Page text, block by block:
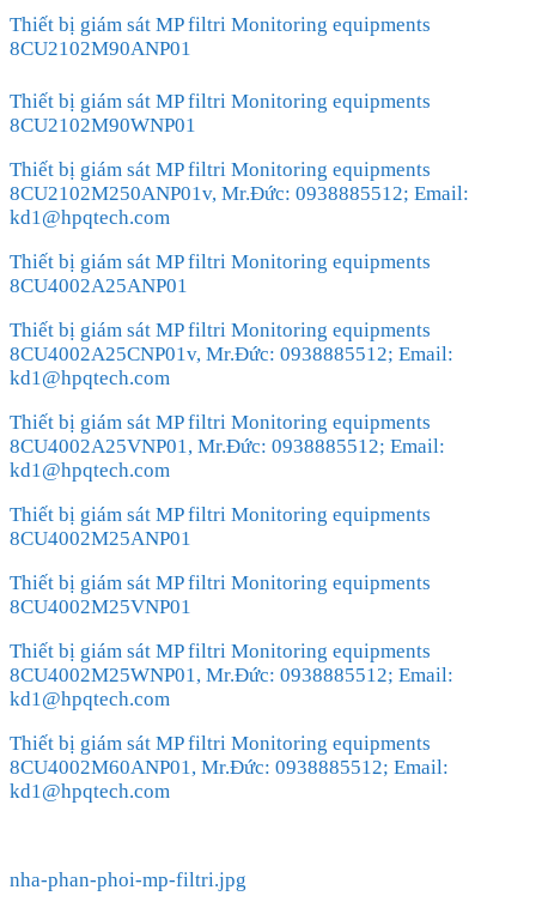
Thiết bị giám sát MP filtri Monitoring equipments
8CU2102M90ANP01
Thiết bị giám sát MP filtri Monitoring equipments
8CU2102M90WNP01
Thiết bị giám sát MP filtri Monitoring equipments
8CU2102M250ANP01v, Mr.Đức: 0938885512; Email:
kd1@hpqtech.com
Thiết bị giám sát MP filtri Monitoring equipments
8CU4002A25ANP01
Thiết bị giám sát MP filtri Monitoring equipments
8CU4002A25CNP01v, Mr.Đức: 0938885512; Email:
kd1@hpqtech.com
Thiết bị giám sát MP filtri Monitoring equipments
8CU4002A25VNP01, Mr.Đức: 0938885512; Email:
kd1@hpqtech.com
Thiết bị giám sát MP filtri Monitoring equipments
8CU4002M25ANP01
Thiết bị giám sát MP filtri Monitoring equipments
8CU4002M25VNP01
Thiết bị giám sát MP filtri Monitoring equipments
8CU4002M25WNP01, Mr.Đức: 0938885512; Email:
kd1@hpqtech.com
Thiết bị giám sát MP filtri Monitoring equipments
8CU4002M60ANP01, Mr.Đức: 0938885512; Email:
kd1@hpqtech.com
nha-phan-phoi-mp-filtri.jpg